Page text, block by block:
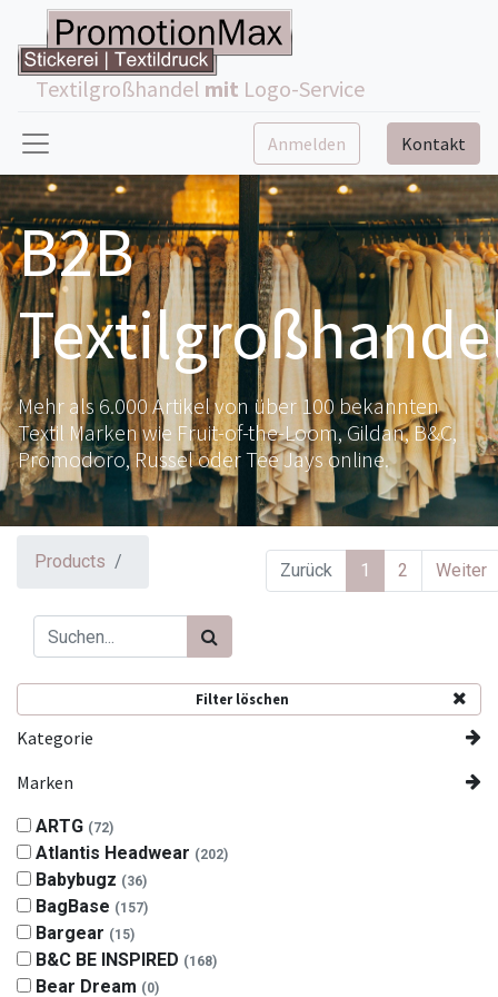
Textilgroßhandel mit Logo-Service
Anmelden Kontakt
B2B
Mehr als 6.000 Artikel von über 100 bekannten
Textil Marken wie Fruit-of-the-Loom, Gildan, B&C,
Promodoro, Russel oder Tee Jays online.
Products Zurück 1 2 Weiter
Filter löschen
Kategorie
Marken
ARTG (72)
Atlantis Headwear (202)
Babybugz (36)
BagBase (157)
Bargear (15)
B&C BE INSPIRED (168)
Bear Dream (0)